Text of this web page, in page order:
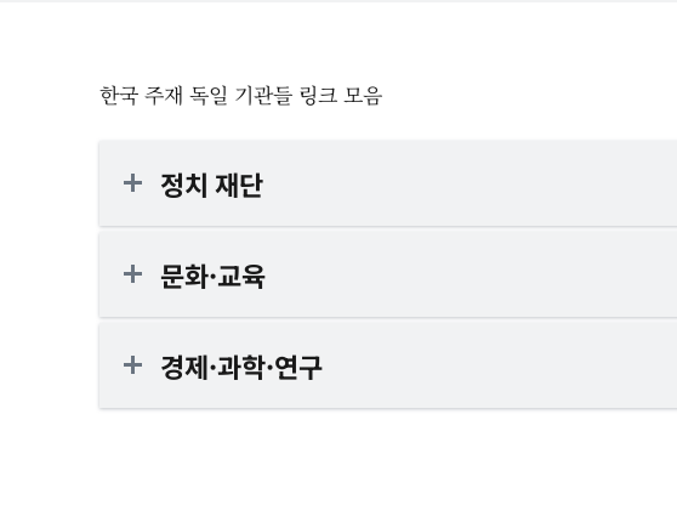
한국 주재 독일 기관들 링크 모음
정치 재단
문화·교육
경제·과학·연구